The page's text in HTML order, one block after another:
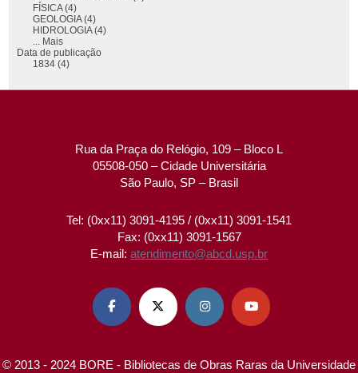
FÍSICA (4)
GEOLOGIA (4)
HIDROLOGIA (4)
... Mais
Data de publicação
1834 (4)
Rua da Praça do Relógio, 109 – Bloco L
05508-050 – Cidade Universitária
São Paulo, SP – Brasil
Tel: (0xx11) 3091-4195 / (0xx11) 3091-1541
Fax: (0xx11) 3091-1567
E-mail: atendimento@abcd.usp.br
   
© 2013 - 2024 BORE - Bibliotecas de Obras Raras da Universidade